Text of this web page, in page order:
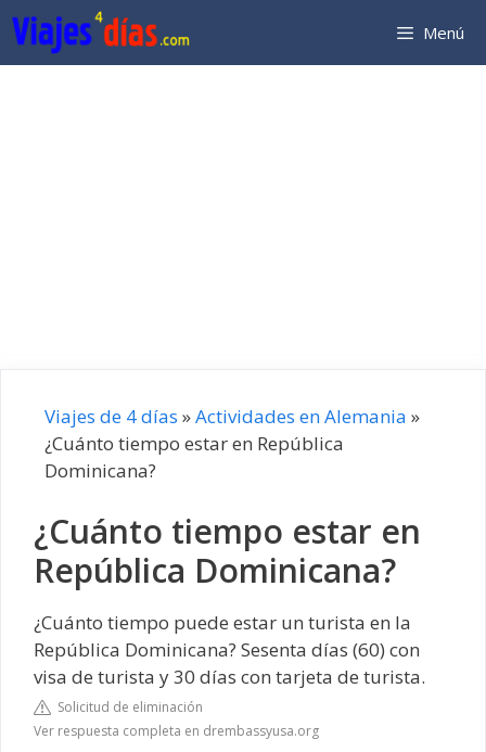
Saltar
al
contenido
Menú
Viajes de 4 días »Actividades en Alemania »
¿Cuánto tiempo estar en República
Dominicana?
¿Cuánto tiempo estar en
República Dominicana?
¿Cuánto tiempo puede estar un turista en la
República Dominicana? Sesenta días (60) con
visa de turista y 30 días con tarjeta de turista.
Solicitud de eliminación
Ver respuesta completa en drembassyusa.org